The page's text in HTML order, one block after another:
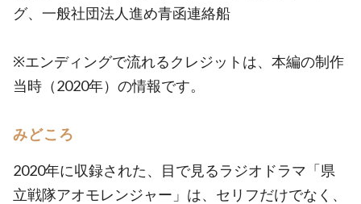
グ、一般社団法人進め青函連絡船
※エンディングで流れるクレジットは、本編の制作
当時（2020年）の情報です。
みどころ
2020年に収録された、目で見るラジオドラマ「県
立戦隊アオモレンジャー」は、セリフだけでなく、